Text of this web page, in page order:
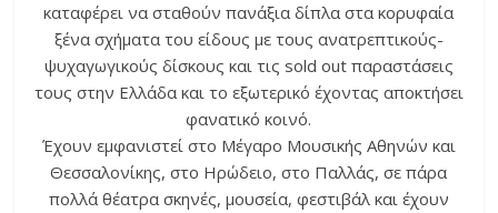
καταφέρει να σταθούν πανάξια δίπλα στα κορυφαία
ξένα σχήματα του είδους με τους ανατρεπτικούς-
ψυχαγωγικούς δίσκους και τις sold out παραστάσεις
τους στην Ελλάδα και το εξωτερικό έχοντας αποκτήσει
φανατικό κοινό.
Έχουν εμφανιστεί στο Μέγαρο Μουσικής Αθηνών και
Θεσσαλονίκης, στο Ηρώδειο, στο Παλλάς, σε πάρα
πολλά θέατρα σκηνές, μουσεία, φεστιβάλ και έχουν